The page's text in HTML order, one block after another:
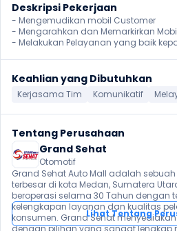
Deskripsi Pekerjaan
- Mengemudikan mobil Customer
- Mengarahkan dan Memarkirkan
- Melakukan Pelayanan yang baik
Keahlian yang Dibutuhkan
Kerjasama Tim Komunikatif
Tentang Perusahaan
Grand Sehat
Otomotif
Grand Sehat Auto Mall adalah
terbesar di kota Medan, Sumatera
beroperasi selama 30 Tahun dengan
kelengkapan layanan dan kualitas
konsumen. Grand Sehat
dengan pilihan yang sangat lengkap
Lihat Tentang